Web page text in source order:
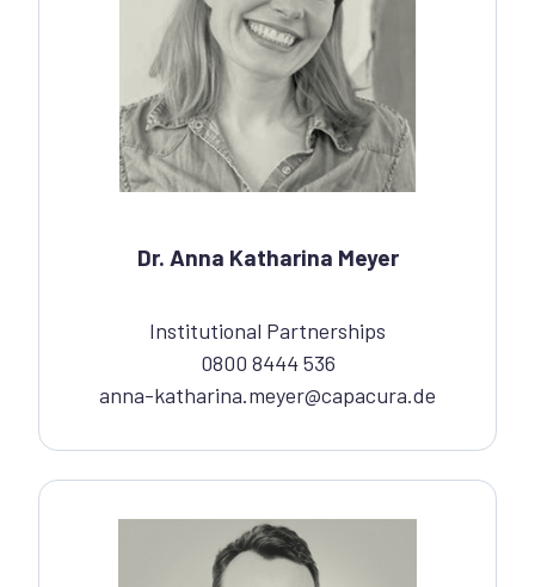
Dr. Anna Katharina Meyer
Institutional Partnerships
0800 8444 536
anna-katharina.meyer@capacura.de